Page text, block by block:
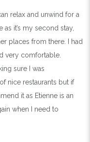
relax and unwind for a
it’s my second stay,
places from there. I had
very comfortable.
sure I was
nice restaurants but if
it as Etienne is an
when I need to